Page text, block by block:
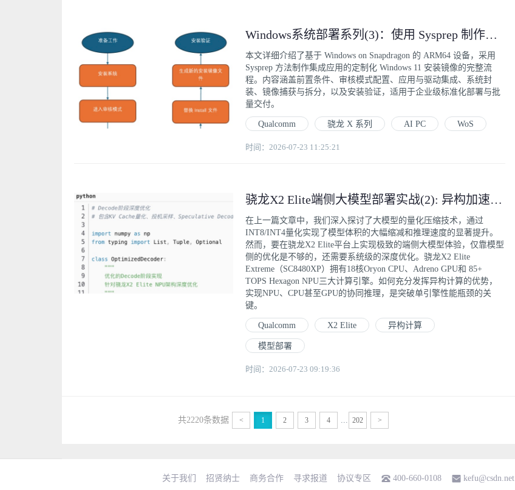
Windows系统部署系列(3)：使用 Sysprep 制作集成应用程序的 Windows 安装镜像
本文详细介绍了基于 Windows on Snapdragon 的 ARM64 设备，采用
Sysprep 方法制作集成应用的定制化 Windows 11 安装镜像的完整流
程。内容涵盖前置条件、审核模式配置、应用与驱动集成、系统封
装、镜像捕获与拆分，以及安装验证，适用于企业级标准化部署与批
量交付。
Qualcomm 骁龙 X 系列 AI PC WoS
时间：2026-07-23 11:25:21
骁龙X2 Elite端侧大模型部署实战(2): 异构加速推理与流式性能极致优化
在上一篇文章中，我们深入探讨了大模型的量化压缩技术，通过
INT8/INT4量化实现了模型体积的大幅缩减和推理速度的显著提升。
然而，要在骁龙X2 Elite平台上实现极致的端侧大模型体验，仅靠模型
侧的优化是不够的，还需要系统级的深度优化。骁龙X2 Elite
Extreme（SC8480XP）拥有18核Oryon CPU、Adreno GPU和 85+
TOPS Hexagon NPU三大计算引擎。如何充分发挥异构计算的优势，
实现NPU、CPU甚至GPU的协同推理，是突破单引擎性能瓶颈的关
键。
Qualcomm X2 Elite 异构计算
模型部署
时间：2026-07-23 09:19:36
共2220条数据 < 1 2 3 4 ... 202 >
关于我们 招贤纳士 商务合作 寻求报道 协议专区 400-660-0108 kefu@csdn.net